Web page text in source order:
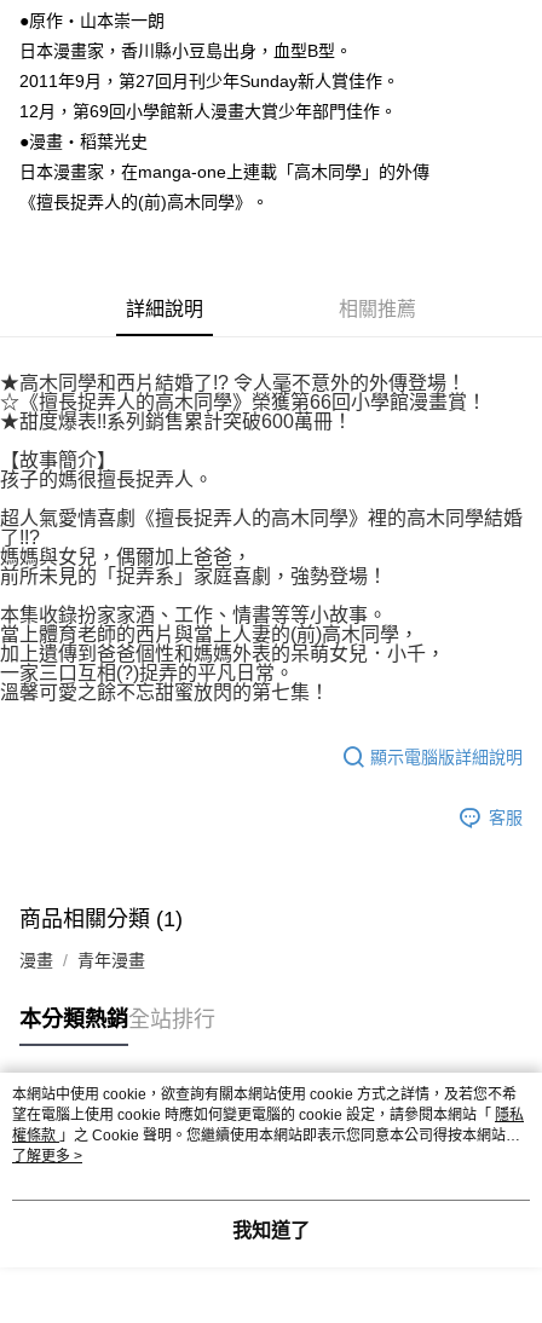
※ 請注意：結帳手續完成當下不需立刻繳費，但若您需要取消訂單，請聯絡
購買商品的店家。未經商家同意取消之訂單仍視為有效，需透過AFTEE先享
後付繳納相關費用。
※ 交易是否成功請以「AFTEE先享後付 」之結帳頁面顯示為準，若有關於
是否繳費成功／繳費後需取消欲退款等相關疑問，請聯繫「AFTEE先享後付
【注意事項】
１．透過由恩沛科技股份有限公司提供之「AFTEE先享後付」服務完成之交
易，需依本服務之必要範圍內提供個人資料，並將交易相關給付款項請求債
３．未成年的使用者請事先徵得法定代理人或監護人之同意方可使用
「AFTEE先享後付」，若未經同意申辦者引起之損失，本公司不負相關責
時審查核予不同之上限額度；若仍有額度不足之情形，本公司將視審查結果
請求用戶進行身份認證。
５．嚴禁一人註冊多個帳號或使用他人資訊註冊。若發現惡意使用之情形，
恩沛科技股份有限公司將有權停止該用戶之使用額度並採取法律行動。
每筆NT$80，滿NT$500(含以上)免運費
付款後萊爾富取貨
每筆NT$80，滿NT$500(含以上)免運費
7-11取貨付款
每筆NT$80，滿NT$500(含以上)免運費
國家/地區配送 查看運費
●原作‧山本崇一朗
日本漫畫家，香川縣小豆島出身，血型B型。
2011年9月，第27回月刊少年Sunday新人賞佳作。
12月，第69回小學館新人漫畫大賞少年部門佳作。
●漫畫‧稻葉光史
日本漫畫家，在manga-one上連載「高木同學」的外傳
《擅長捉弄人的(前)高木同學》。
詳細說明 相關推薦
★高木同學和西片結婚了!? 令人毫不意外的外傳登場！
☆《擅長捉弄人的高木同學》榮獲第66回小學館漫畫賞！
★甜度爆表!!系列銷售累計突破600萬冊！
【故事簡介】
孩子的媽很擅長捉弄人。
超人氣愛情喜劇《擅長捉弄人的高木同學》裡的高木同學結婚
了!!?
媽媽與女兒，偶爾加上爸爸，
前所未見的「捉弄系」家庭喜劇，強勢登場！
本集收錄扮家家酒、工作、情書等等小故事。
當上體育老師的西片與當上人妻的(前)高木同學，
加上遺傳到爸爸個性和媽媽外表的呆萌女兒．小千，
一家三口互相(?)捉弄的平凡日常。
溫馨可愛之餘不忘甜蜜放閃的第七集！
顯示電腦版詳細說明
客服
商品相關分類 (1)
漫畫 青年漫畫
本分類熱銷全站排行
熱門標籤
本網站中使用 cookie，欲查詢有關本網站使用 cookie 方式之詳情，及若您不希
望在電腦上使用 cookie 時應如何變更電腦的 cookie 設定，請參閱本網站「 隱私
權條款 」之 Cookie 聲明。您繼續使用本網站即表示您同意本公司得按本網站使
用條款之 Cookie 聲明使用 cookie。
了解更多 >
我知道了